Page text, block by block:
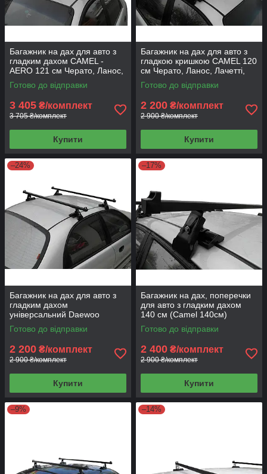
Багажник на дах для авто з
гладким дахом CAMEL -
AERO 121 см Черато, Ланос,
Лачетті, Акцент, Авео,
Лансер,
Готово до відправки
3 405 ₴/комплект
3 705 ₴/комплект
Купити
Багажник на дах для авто з
гладкою кришкою CAMEL 120
см Черато, Ланос, Лачетті,
Акцент, Авео, Лансер,
Готово до відправки
2 200 ₴/комплект
2 900 ₴/комплект
Купити
–24%
Багажник на дах для авто з
гладким дахом
універсальний Daewoo
Lanos, Hyundai Accent (Camel
120 см)
Готово до відправки
2 200 ₴/комплект
2 900 ₴/комплект
Купити
–17%
Багажник на дах, поперечки
для авто з гладким дахом
140 см (Camel 140см)
Готово до відправки
2 400 ₴/комплект
2 900 ₴/комплект
Купити
–9% –14%